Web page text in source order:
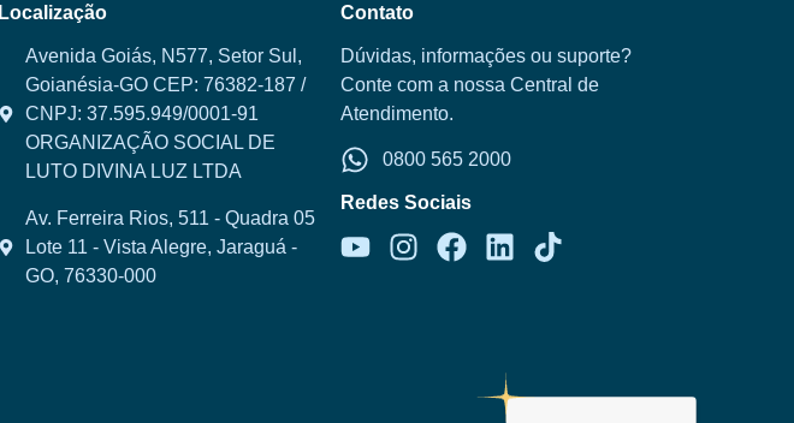
Localização
Avenida Goiás, N577, Setor Sul,
Goianésia-GO CEP: 76382-187 /
CNPJ: 37.595.949/0001-91
ORGANIZAÇÃO SOCIAL DE
LUTO DIVINA LUZ LTDA
Av. Ferreira Rios, 511 - Quadra 05
Lote 11 - Vista Alegre, Jaraguá -
GO, 76330-000
Contato
Dúvidas, informações ou suporte?
Conte com a nossa Central de
Atendimento.
0800 565 2000
Redes Sociais